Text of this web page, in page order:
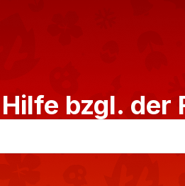
bzgl. der